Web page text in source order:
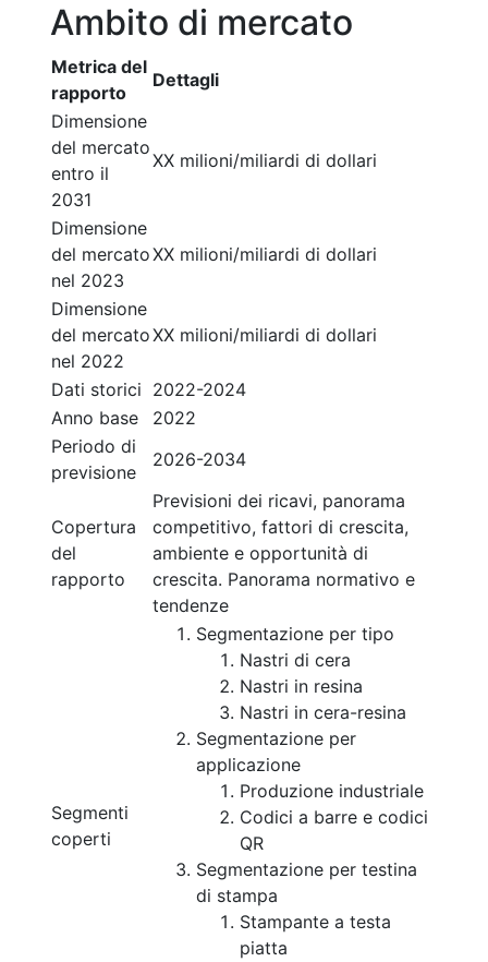
Ambito di mercato
Metrica del
rapporto
Dettagli
Dimensione
del mercato
entro il
2031
XX milioni/miliardi di dollari
Dimensione
del mercato
nel 2023
XX milioni/miliardi di dollari
Dimensione
del mercato
nel 2022
XX milioni/miliardi di dollari
Dati storici 2022-2024
Anno base
2022
Periodo di
previsione
2026-2034
Copertura
del
rapporto
Previsioni dei ricavi, panorama
competitivo, fattori di crescita,
ambiente e opportunità di
crescita. Panorama normativo e
tendenze
Segmenti
coperti
Segmentazione per tipo
Nastri di cera
Nastri in resina
Nastri in cera-resina
Segmentazione per
applicazione
Produzione industriale
Codici a barre e codici
QR
Segmentazione per testina
di stampa
Stampante a testa
piatta